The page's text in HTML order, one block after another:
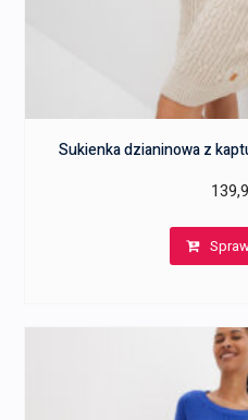
Sukienka dzianinowa z